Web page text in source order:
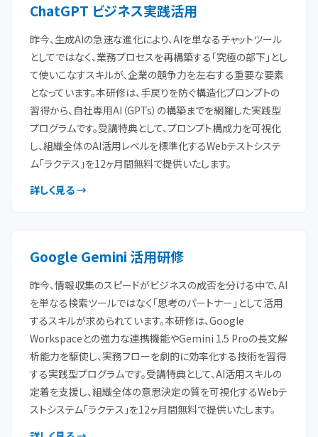
ChatGPT ビジネス実践活用
昨今、生成AIの急速な進化により、AIを単なるチャットツール
としてではなく、業務プロセスを再構築する「究極の部下」とし
て使いこなすスキルが、企業の競争力を左右する重要な要素
となっています。本研修は、手戻りを防ぐ構造化プロンプトの
習得から、自社専用AI（GPTs）の構築までを網羅した実践型
プログラムです。受講特典として、プロンプト構成力を可視化
し、組織全体のAI活用レベルを標準化するWebテストシステ
ム「ラクテス」を12ヶ月間無料で提供いたします。
詳しく見る →
Google Gemini 活用研修
昨今、情報収集のスピードがビジネスの成否を分ける中で、AI
を単なる検索ツールではなく「思考のパートナー」として活用
するスキルが求められています。本研修は、Google
Workspaceとの強力な連携機能やGemini 1.5 Proの長文解
析能力を駆使し、実務フローを劇的に効率化する技術を習得
する実践型プログラムです。受講特典として、AI活用スキルの
定着を支援し、組織全体の意思決定の質を可視化するWebテ
ストシステム「ラクテス」を12ヶ月間無料で提供いたします。